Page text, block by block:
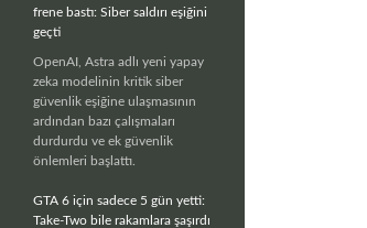
frene bastı: Siber saldırı eşiğini
geçti
OpenAI, Astra adlı yeni yapay
zeka modelinin kritik siber
güvenlik eşiğine ulaşmasının
ardından bazı çalışmaları
durdurdu ve ek güvenlik
önlemleri başlattı.
GTA 6 için sadece 5 gün yetti:
Take-Two bile rakamlara şaşırdı